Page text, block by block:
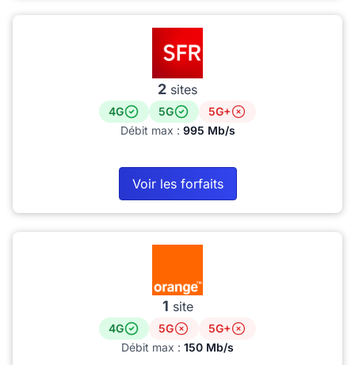
2 sites
4G 5G
5G+
Débit max : 995 Mb/s
Voir les forfaits
1 site
4G 5G
5G+
Débit max : 150 Mb/s